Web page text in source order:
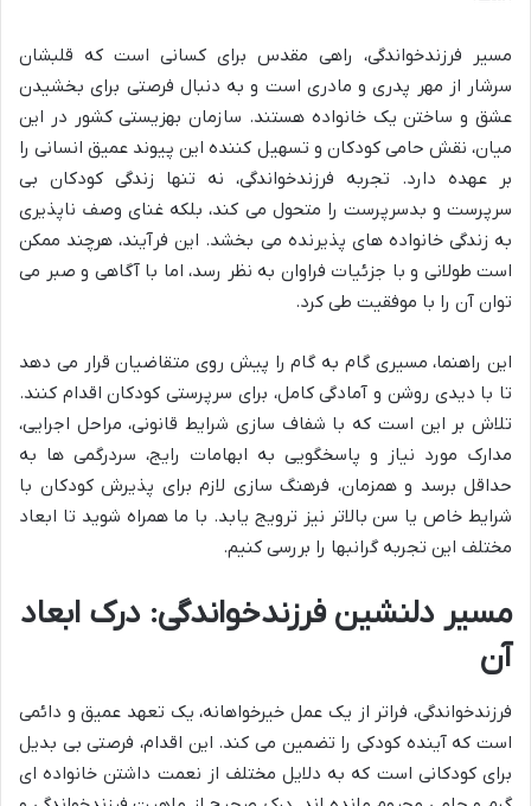
مسیر فرزندخواندگی، راهی مقدس برای کسانی است که قلبشان
سرشار از مهر پدری و مادری است و به دنبال فرصتی برای بخشیدن
عشق و ساختن یک خانواده هستند. سازمان بهزیستی کشور در این
میان، نقش حامی کودکان و تسهیل کننده این پیوند عمیق انسانی را
بر عهده دارد. تجربه فرزندخواندگی، نه تنها زندگی کودکان بی
سرپرست و بدسرپرست را متحول می کند، بلکه غنای وصف ناپذیری
به زندگی خانواده های پذیرنده می بخشد. این فرآیند، هرچند ممکن
است طولانی و با جزئیات فراوان به نظر رسد، اما با آگاهی و صبر می
توان آن را با موفقیت طی کرد.
این راهنما، مسیری گام به گام را پیش روی متقاضیان قرار می دهد
تا با دیدی روشن و آمادگی کامل، برای سرپرستی کودکان اقدام کنند.
تلاش بر این است که با شفاف سازی شرایط قانونی، مراحل اجرایی،
مدارک مورد نیاز و پاسخگویی به ابهامات رایج، سردرگمی ها به
حداقل برسد و همزمان، فرهنگ سازی لازم برای پذیرش کودکان با
شرایط خاص یا سن بالاتر نیز ترویج یابد. با ما همراه شوید تا ابعاد
مختلف این تجربه گرانبها را بررسی کنیم.
مسیر دلنشین فرزندخواندگی: درک ابعاد
آن
فرزندخواندگی، فراتر از یک عمل خیرخواهانه، یک تعهد عمیق و دائمی
است که آینده کودکی را تضمین می کند. این اقدام، فرصتی بی بدیل
برای کودکانی است که به دلایل مختلف از نعمت داشتن خانواده ای